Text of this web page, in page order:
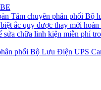
Tâm chuyên phân phối Bộ
ắc quy được thay mới
sửa chữa linh kiện miễn phí
phối Bộ Lưu Điện UPS